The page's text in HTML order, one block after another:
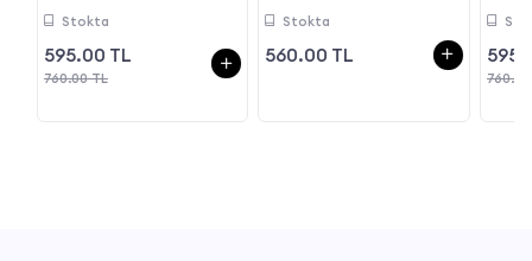
Stokta
595.00 TL
760.00 TL
Stokta
560.00 TL